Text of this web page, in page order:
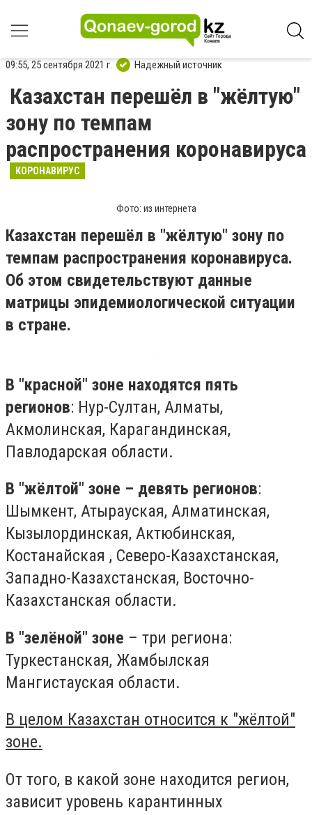
09:55, 25 сентября 2021 г. Надежный источник
Казахстан перешёл в "жёлтую"
зону по темпам
распространения коронавируса
КОРОНАВИРУС
Фото: из интернета
Казахстан перешёл в "жёлтую" зону по
темпам распространения коронавируса.
Об этом свидетельствуют данные
матрицы эпидемиологической ситуации
в стране.
В "красной" зоне находятся пять
регионов: Нур-Султан, Алматы,
Акмолинская, Карагандинская,
Павлодарская области.
В "жёлтой" зоне – девять регионов:
Шымкент, Атырауская, Алматинская,
Кызылординская, Актюбинская,
Костанайская , Северо-Казахстанская,
Западно-Казахстанская, Восточно-
Казахстанская области.
В "зелёной" зоне – три региона:
Туркестанская, Жамбылская
Мангистауская области.
В целом Казахстан относится к "жёлтой"
зоне.
От того, в какой зоне находится регион,
зависит уровень карантинных